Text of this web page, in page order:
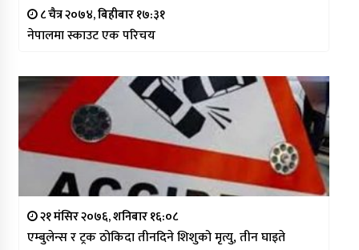
८ चैत्र २०७४, बिहीबार १७:३१
नेपालमा स्काउट एक परिचय
२१ मंसिर २०७६, शनिबार १६:०८
एम्बुलेन्स र ट्रक ठोकिदा तीनदिने शिशुको मृत्यु, तीन घाइते